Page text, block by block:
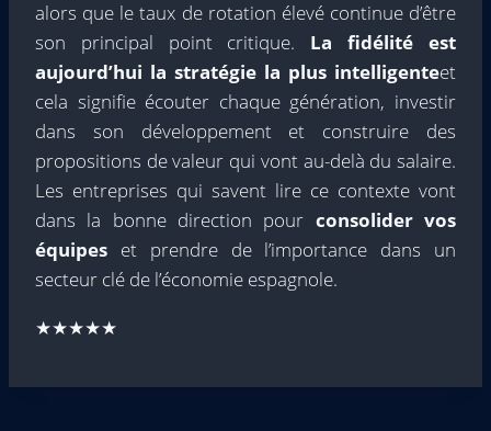
alors que le taux de rotation élevé continue d’être
son principal point critique. La fidélité est
aujourd’hui la stratégie la plus intelligenteet
cela signifie écouter chaque génération, investir
dans son développement et construire des
propositions de valeur qui vont au-delà du salaire.
Les entreprises qui savent lire ce contexte vont
dans la bonne direction pour consolider vos
équipes et prendre de l’importance dans un
secteur clé de l’économie espagnole.
★★★★★